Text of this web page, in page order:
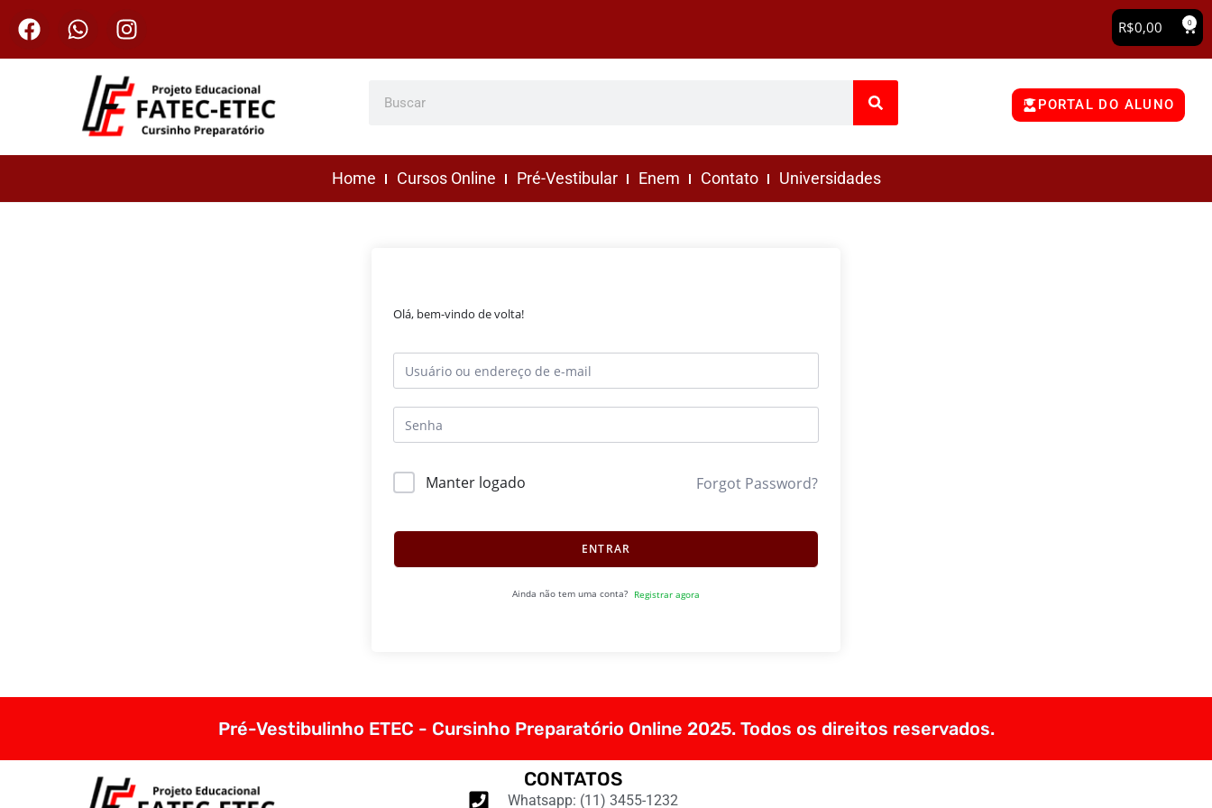
R$0,00 0
PORTAL DO ALUNO
Home Cursos Online Pré-Vestibular Enem Contato Universidades
Olá, bem-vindo de volta!
Manter logado Forgot Password?
ENTRAR
Ainda não tem uma conta? Registrar agora
Pré-Vestibulinho ETEC - Cursinho Preparatório Online 2025. Todos os direitos reservados.
CONTATOS
Whatsapp: (11) 3455-1232